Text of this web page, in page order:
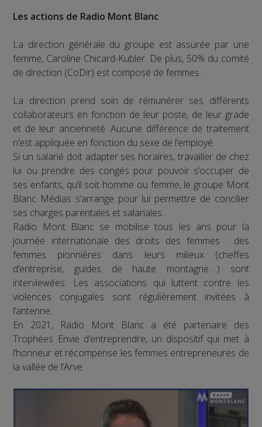
Les actions de Radio Mont Blanc
La direction générale du groupe est assurée par une
femme, Caroline Chicard-Kubler. De plus, 50% du comité
de direction (CoDir) est composé de femmes.
La direction prend soin de rémunérer ses différents
collaborateurs en fonction de leur poste, de leur grade
et de leur ancienneté. Aucune différence de traitement
n’est appliquée en fonction du sexe de l’employé.
Si un salarié doit adapter ses horaires, travailler de chez
lui ou prendre des congés pour pouvoir s’occuper de
ses enfants, qu’il soit homme ou femme, le groupe Mont
Blanc Médias s’arrange pour lui permettre de concilier
ses charges parentales et salariales.
Radio Mont Blanc se mobilise tous les ans pour la
journée internationale des droits des femmes : des
femmes pionnières dans leurs milieux (cheffes
d’entreprise, guides de haute montagne….) sont
interviewées. Les associations qui luttent contre les
violences conjugales sont régulièrement invitées à
l’antenne.
En 2021, Radio Mont Blanc a été partenaire des
Trophées Envie d’entreprendre, un dispositif qui met à
l’honneur et récompense les femmes entrepreneures de
la vallée de l’Arve.